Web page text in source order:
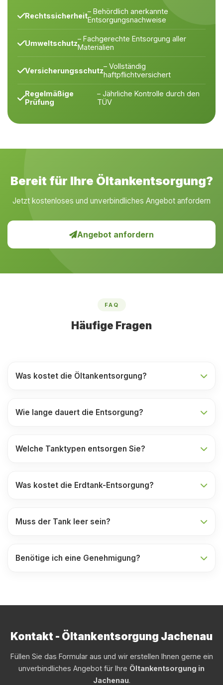
Rechtssicherheit– Behördlich anerkannte
Entsorgungsnachweise
Umweltschutz– Fachgerechte Entsorgung aller
Materialien
Versicherungsschutz– Vollständig
haftpflichtversichert
Regelmäßige
Prüfung
– Jährliche Kontrolle durch den
TÜV
Bereit für Ihre Öltankentsorgung?
Jetzt kostenloses und unverbindliches Angebot anfordern
Angebot anfordern
FAQ
Häufige Fragen
Was kostet die Öltankentsorgung?
Wie lange dauert die Entsorgung?
Welche Tanktypen entsorgen Sie?
Was kostet die Erdtank-Entsorgung?
Muss der Tank leer sein?
Benötige ich eine Genehmigung?
Kontakt - Öltankentsorgung Jachenau
Füllen Sie das Formular aus und wir erstellen Ihnen gerne ein
unverbindliches Angebot für Ihre Öltankentsorgung in
Jachenau.